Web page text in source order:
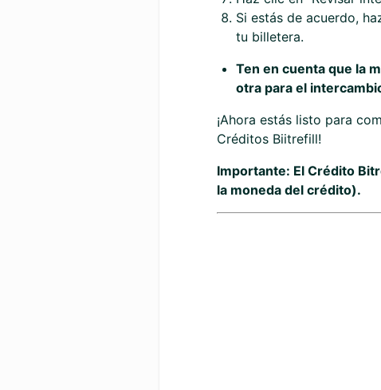
Si estás de acuerdo,
tu billetera.
Ten en cuenta que la
otra para el
¡Ahora estás listo para
Créditos Biitrefill!
Importante: El Crédito
la moneda del crédito).